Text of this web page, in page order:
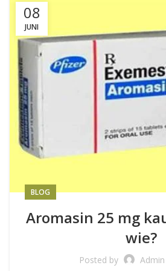
08
JUNI
BLOG
Aromasin 25 mg
wie?
Posted by Admin